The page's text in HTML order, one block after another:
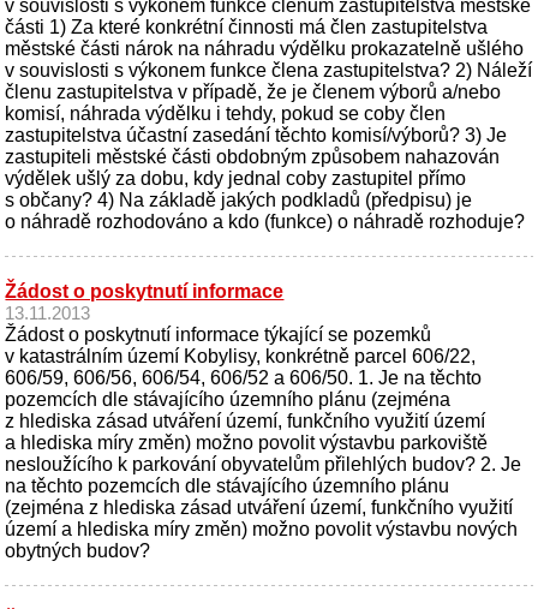
v souvislosti s výkonem funkce členům zastupitelstva městské
části 1) Za které konkrétní činnosti má člen zastupitelstva
městské části nárok na náhradu výdělku prokazatelně ušlého
v souvislosti s výkonem funkce člena zastupitelstva? 2) Náleží
členu zastupitelstva v případě, že je členem výborů a/nebo
komisí, náhrada výdělku i tehdy, pokud se coby člen
zastupitelstva účastní zasedání těchto komisí/výborů? 3) Je
zastupiteli městské části obdobným způsobem nahazován
výdělek ušlý za dobu, kdy jednal coby zastupitel přímo
s občany? 4) Na základě jakých podkladů (předpisu) je
o náhradě rozhodováno a kdo (funkce) o náhradě rozhoduje?
Žádost o poskytnutí informace
13.11.2013
Žádost o poskytnutí informace týkající se pozemků
v katastrálním území Kobylisy, konkrétně parcel 606/22,
606/59, 606/56, 606/54, 606/52 a 606/50. 1. Je na těchto
pozemcích dle stávajícího územního plánu (zejména
z hlediska zásad utváření území, funkčního využití území
a hlediska míry změn) možno povolit výstavbu parkoviště
nesloužícího k parkování obyvatelům přilehlých budov? 2. Je
na těchto pozemcích dle stávajícího územního plánu
(zejména z hlediska zásad utváření území, funkčního využití
území a hlediska míry změn) možno povolit výstavbu nových
obytných budov?